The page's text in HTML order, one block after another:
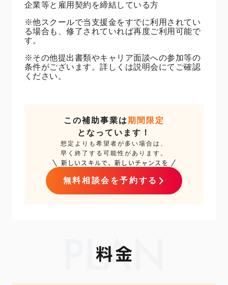
企業等と雇用契約を締結している方
※他スクールで当支援金をすでに利用されてい
る場合も、修了されていれば再度ご利用可能で
す。
※その他提出書類やキャリア面談への参加等の
条件がございます。詳しくは説明会にてご確認
ください。
この補助事業は期間限定
となっています！
想定よりも希望者が多い場合は、
早く終了する可能性があります。
無料相談会を予約する
PLAN